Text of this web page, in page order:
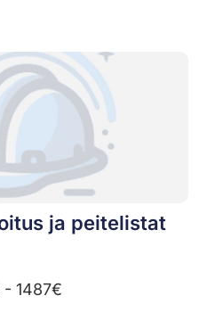
ja peitelistat
- 1487€